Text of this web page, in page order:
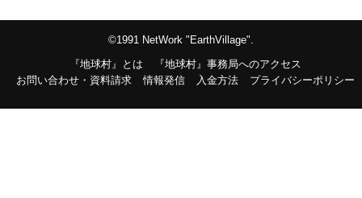
©1991 NetWork "EarthVillage".
『地球村』とは
『地球村』事務局へのアクセス
お問い合わせ・資料請求
情報発信 入金方法 プライバシーポリシー